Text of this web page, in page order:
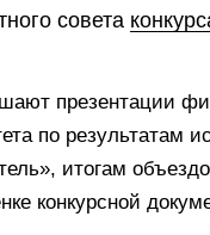
совета
презентации
по результатам
итогам
конкурсной